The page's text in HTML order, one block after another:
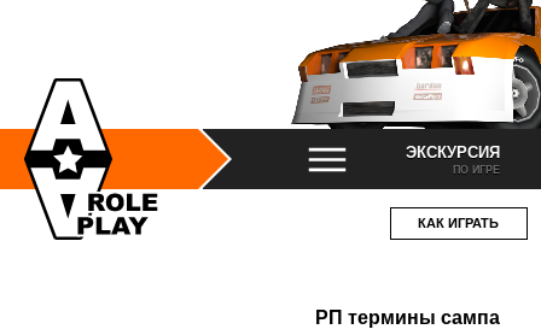
ЭКСКУРСИЯ
ПО ИГРЕ
КАК ИГРАТЬ
РП термины сампа